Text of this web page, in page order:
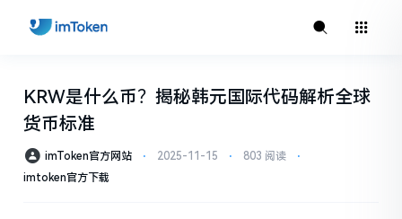
KRW是什么币？揭秘韩元国际代码解析全球
货币标准
imToken官方网站 ⋅ 2025-11-15 ⋅ 803 阅读
⋅
imtoken官方下载